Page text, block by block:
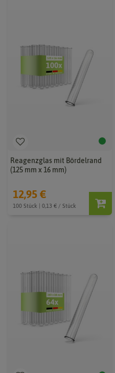
Reagenzglas mit Bördelrand
(125 mm x 16 mm)
12,95 €
100 Stück | 0,13 € / Stück